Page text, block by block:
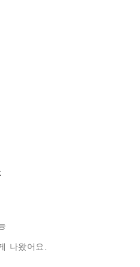
나왔어요.